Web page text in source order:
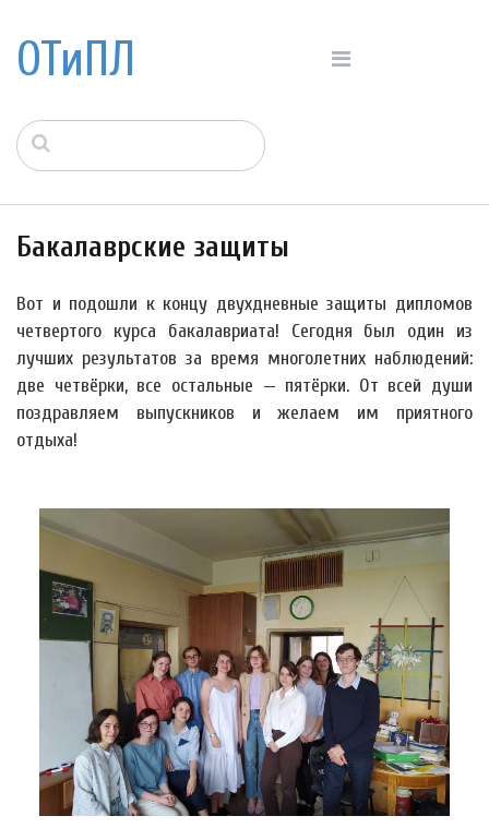
ОТиПЛ
Бакалаврские защиты
Вот и подошли к концу двухдневные защиты дипломов
четвертого курса бакалавриата! Сегодня был один из
лучших результатов за время многолетних наблюдений:
две четвёрки, все остальные — пятёрки. От всей души
поздравляем выпускников и желаем им приятного
отдыха!